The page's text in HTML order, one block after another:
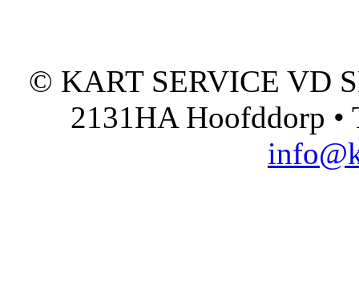
© KART SERVICE VD
2131HA Hoofddorp •